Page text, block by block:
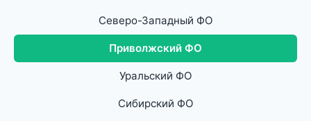
Северо-Западный ФО
Приволжский ФО
Уральский ФО
Сибирский ФО